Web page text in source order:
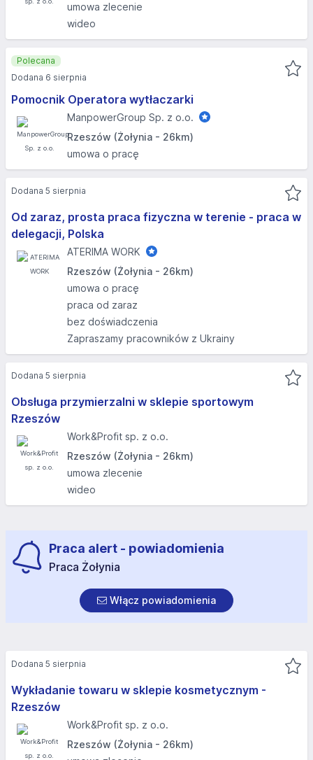
umowa zlecenie
wideo
Pomocnik Operatora wytłaczarki
ManpowerGroup Sp. z o.o.
Rzeszów (Żołynia - 26km)
umowa o pracę
Polecana
Dodana 6 sierpnia
Od zaraz, prosta praca fizyczna w terenie - praca w
delegacji, Polska
ATERIMA WORK
Rzeszów (Żołynia - 26km)
umowa o pracę
praca od zaraz
bez doświadczenia
Zapraszamy pracowników z Ukrainy
Dodana 5 sierpnia
Obsługa przymierzalni w sklepie sportowym
Rzeszów
Work&Profit sp. z o.o.
Rzeszów (Żołynia - 26km)
umowa zlecenie
wideo
Dodana 5 sierpnia
Praca alert - powiadomienia
Praca Żołynia
Włącz powiadomienia
Wykładanie towaru w sklepie kosmetycznym -
Rzeszów
Work&Profit sp. z o.o.
Rzeszów (Żołynia - 26km)
Dodana 5 sierpnia